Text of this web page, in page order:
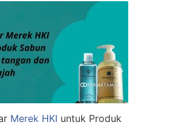
Merek HKI untuk Produk